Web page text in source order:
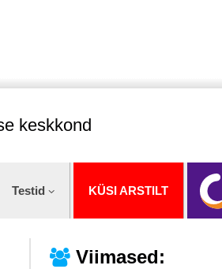
keskkond
Testid KÜSI ARSTILT
Viimased: